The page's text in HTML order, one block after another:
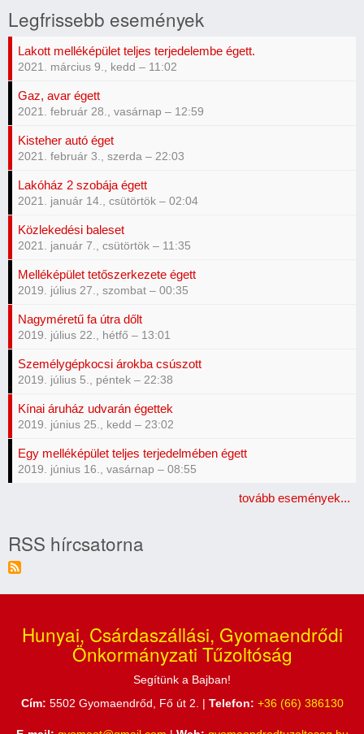
Legfrissebb események
Lakott melléképület teljes terjedelembe égett.
2021. március 9., kedd – 11:02
Gaz, avar égett
2021. február 28., vasárnap – 12:59
Kisteher autó éget
2021. február 3., szerda – 22:03
Lakóház 2 szobája égett
2021. január 14., csütörtök – 02:04
Közlekedési baleset
2021. január 7., csütörtök – 11:35
Melléképület tetőszerkezete égett
2019. július 27., szombat – 00:35
Nagyméretű fa útra dőlt
2019. július 22., hétfő – 13:01
Személygépkocsi árokba csúszott
2019. július 5., péntek – 22:38
Kínai áruház udvarán égettek
2019. június 25., kedd – 23:02
Egy melléképület teljes terjedelmében égett
2019. június 16., vasárnap – 08:55
tovább események...
RSS hírcsatorna
Hunyai, Csárdaszállási, Gyomaendrődi
Önkormányzati Tűzoltóság
Segítünk a Bajban!
Cím: 5502 Gyomaendrőd, Fő út 2. | Telefon: +36 (66) 386130